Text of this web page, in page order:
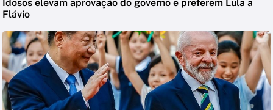
Idosos elevam aprovação do governo e preferem Lula a
Flávio